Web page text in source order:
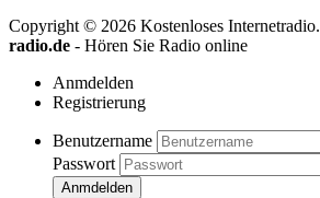
Copyright © 2026 Kostenloses Internetradio.
radio.de - Hören Sie Radio online
Anmdelden
Registrierung
Benutzername
Passwort
Anmdelden